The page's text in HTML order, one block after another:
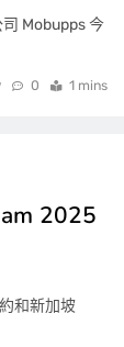
Mobupps 今
0 1 mins
2025
和新加坡